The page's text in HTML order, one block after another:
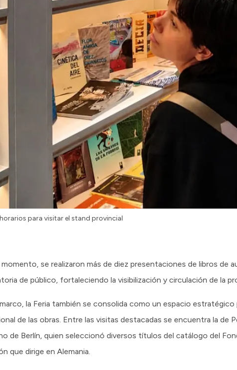
para visitar el stand provincial
se realizaron más de diez presentaciones de libros de
de público, fortaleciendo la visibilización y circulación de la
la Feria también se consolida como un espacio
de las obras. Entre las visitas destacadas se encuentra la
de Berlín, quien seleccionó diversos títulos del catálogo del
que dirige en Alemania.